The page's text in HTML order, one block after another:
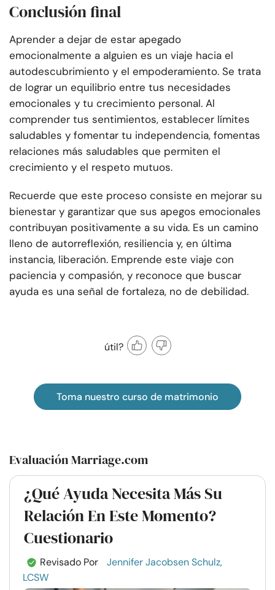
Conclusión final
Aprender a dejar de estar apegado
emocionalmente a alguien es un viaje hacia el
autodescubrimiento y el empoderamiento. Se trata
de lograr un equilibrio entre tus necesidades
emocionales y tu crecimiento personal. Al
comprender tus sentimientos, establecer límites
saludables y fomentar tu independencia, fomentas
relaciones más saludables que permiten el
crecimiento y el respeto mutuos.
Recuerde que este proceso consiste en mejorar su
bienestar y garantizar que sus apegos emocionales
contribuyan positivamente a su vida. Es un camino
lleno de autorreflexión, resiliencia y, en última
instancia, liberación. Emprende este viaje con
paciencia y compasión, y reconoce que buscar
ayuda es una señal de fortaleza, no de debilidad.
útil?
Toma nuestro curso de matrimonio
Evaluación Marriage.com
¿Qué Ayuda Necesita Más Su
Relación En Este Momento?
Cuestionario
Revisado Por
Jennifer Jacobsen Schulz,
LCSW